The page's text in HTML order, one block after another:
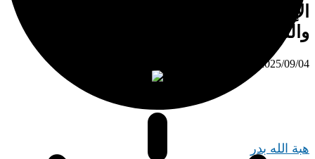
الإعلام والوعي المجتمعي بين الحقيقة
والتضليل
⠀ 2025/09/04
هبة الله بدر